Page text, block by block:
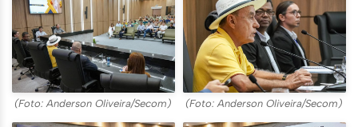
(Foto: Anderson Oliveira/Secom) (Foto: Anderson Oliveira/Secom)